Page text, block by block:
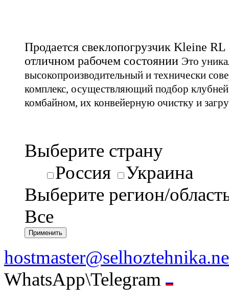
Продается свеклопогрузчик Kleine
отличном рабочем состоянии Это
высокопроизводительный и технически
комплекс, осуществляющий подбор
комбайном, их конвейерную очистку и
Выберите страну
Россия
Украина
Выберите регион/
Все
WhatsApp\Telegram